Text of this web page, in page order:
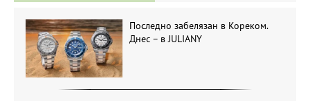
Последно забелязан в Кореком.
Днес – в JULIANY